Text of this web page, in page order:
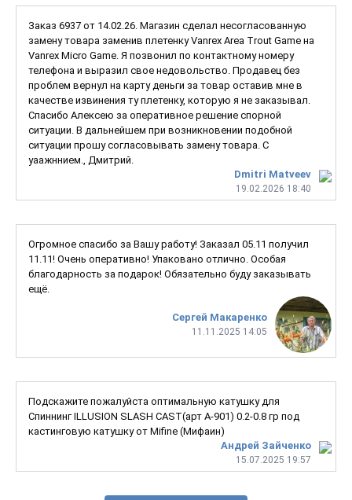
Dmitri Matveev
19.02.2026 18:40
Заказ 6937 от 14.02.26. Магазин сделал несогласованную
замену товара заменив плетенку Vanrex Area Trout Game на
Vanrex Micro Game. Я позвонил по контактному номеру
телефона и выразил свое недовольство. Продавец без
проблем вернул на карту деньги за товар оставив мне в
качестве извинения ту плетенку, которую я не заказывал.
Спасибо Алексею за оперативное решение спорной
ситуации. В дальнейшем при возникновении подобной
ситуации прошу согласовывать замену товара. С
уаажннием., Дмитрий.
Сергей Макаренко
11.11.2025 14:05
Огромное спасибо за Вашу работу! Заказал 05.11 получил
11.11! Очень оперативно! Упаковано отлично. Особая
благодарность за подарок! Обязательно буду заказывать
ещё.
Андрей Зайченко
15.07.2025 19:57
Подскажите пожалуйста оптимальную катушку для
Спиннинг ILLUSION SLASH CAST(арт A-901) 0.2-0.8 гр под
кастинговую катушку от Mifine (Мифаин)